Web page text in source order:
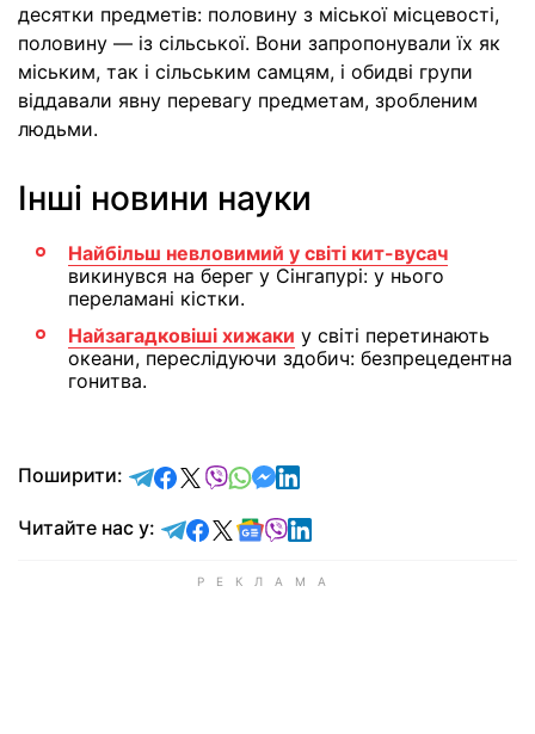
десятки предметів: половину з міської місцевості,
половину — із сільської. Вони запропонували їх як
міським, так і сільським самцям, і обидві групи
віддавали явну перевагу предметам, зробленим
людьми.
Інші новини науки
Найбільш невловимий у світі кит-вусач
викинувся на берег у Сінгапурі: у нього
переламані кістки.
Найзагадковіші хижаки у світі перетинають
океани, переслідуючи здобич: безпрецедентна
гонитва.
Поширити: відправити у Telegram
поділитись у Facebook
поділитись у X
відправити у Viber
відправити у Whatsapp
відправити у Messenger
відправити у LinkedIn
Читайте нас у: Читайте у Telegram
Читайте у Facebook
Читайте у X
Читайте у Google news
Читайте у Viber
Читайте у LinkedIn